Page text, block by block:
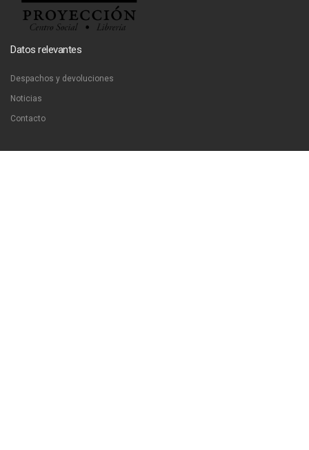
Datos relevantes
Despachos y devoluciones
Noticias
Contacto
Contáctanos